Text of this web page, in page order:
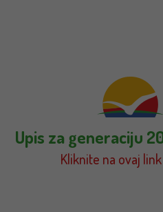
Upis za generaciju
Kliknite na ovaj